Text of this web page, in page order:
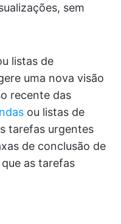
sem
listas de
uma nova visão
recente das
ou listas de
tarefas urgentes
de conclusão de
as tarefas